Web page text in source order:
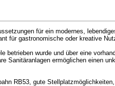
für ein modernes,
für gastronomische oder kreative
wurde und über eine
Sanitäranlagen ermöglichen einen
RB53, gute